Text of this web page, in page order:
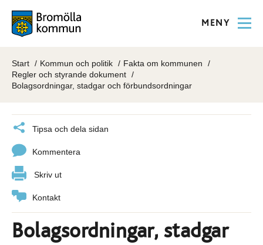
MENY
Start Kommun och politik
Fakta om kommunen
Regler och styrande dokument
Bolagsordningar, stadgar och förbundsordningar
Tipsa och dela sidan
Kommentera
Skriv ut
Kontakt
Bolagsordningar, stadgar